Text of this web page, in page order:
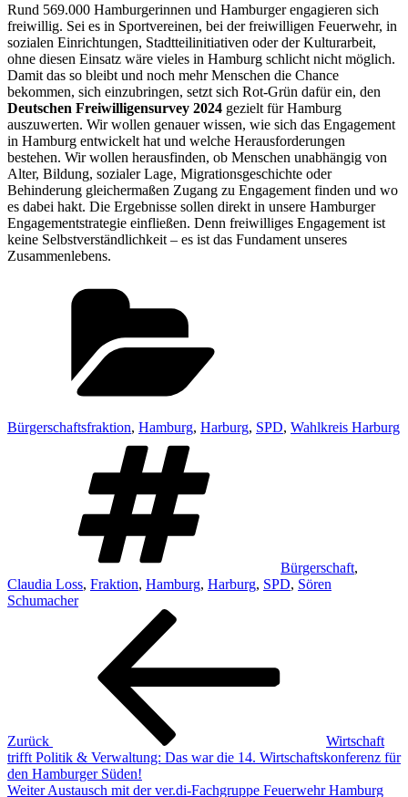
Rund 569.000 Hamburgerinnen und Hamburger engagieren sich
freiwillig. Sei es in Sportvereinen, bei der freiwilligen Feuerwehr, in
sozialen Einrichtungen, Stadtteilinitiativen oder der Kulturarbeit,
ohne diesen Einsatz wäre vieles in Hamburg schlicht nicht möglich.
Damit das so bleibt und noch mehr Menschen die Chance
bekommen, sich einzubringen, setzt sich Rot-Grün dafür ein, den
Deutschen Freiwilligensurvey 2024 gezielt für Hamburg
auszuwerten. Wir wollen genauer wissen, wie sich das Engagement
in Hamburg entwickelt hat und welche Herausforderungen
bestehen. Wir wollen herausfinden, ob Menschen unabhängig von
Alter, Bildung, sozialer Lage, Migrationsgeschichte oder
Behinderung gleichermaßen Zugang zu Engagement finden und wo
es dabei hakt. Die Ergebnisse sollen direkt in unsere Hamburger
Engagementstrategie einfließen. Denn freiwilliges Engagement ist
keine Selbstverständlichkeit – es ist das Fundament unseres
Zusammenlebens.
Bürgerschaftsfraktion, Hamburg, Harburg, SPD, Wahlkreis Harburg
Bürgerschaft,
Claudia Loss, Fraktion, Hamburg, Harburg, SPD, Sören
Schumacher
Beitragsnavigation
Zurück
Wirtschaft
trifft Politik & Verwaltung: Das war die 14. Wirtschaftskonferenz für
den Hamburger Süden!
Nächster
Weiter Austausch mit der ver.di-Fachgruppe Feuerwehr Hamburg